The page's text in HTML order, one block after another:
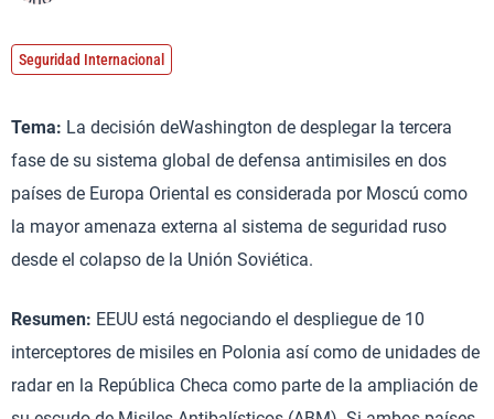
Seguridad Internacional
Tema: La decisión deWashington de desplegar la tercera
fase de su sistema global de defensa antimisiles en dos
países de Europa Oriental es considerada por Moscú como
la mayor amenaza externa al sistema de seguridad ruso
desde el colapso de la Unión Soviética.
Resumen: EEUU está negociando el despliegue de 10
interceptores de misiles en Polonia así como de unidades de
radar en la República Checa como parte de la ampliación de